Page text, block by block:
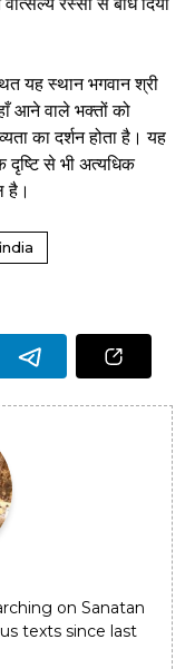
यह स्थान भगवान श्री
आने वाले भक्तों को
का दर्शन होता है। यह
दृष्टि से भी अत्यधिक
है।
on Sanatan
texts since last